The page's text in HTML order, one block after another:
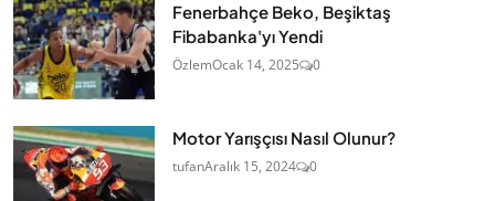
Fenerbahçe Beko, Beşiktaş
Fibabanka'yı Yendi
ÖzlemOcak 14, 2025 0
Motor Yarışçısı Nasıl Olunur?
tufanAralık 15, 2024 0